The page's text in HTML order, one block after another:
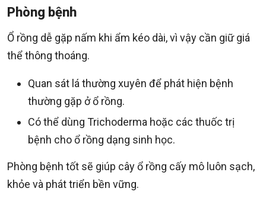
Phòng bệnh
Ổ rồng dễ gặp nấm khi ẩm kéo dài, vì vậy cần giữ giá
thể thông thoáng.
Quan sát lá thường xuyên để phát hiện bệnh
thường gặp ở ổ rồng.
Có thể dùng Trichoderma hoặc các thuốc trị
bệnh cho ổ rồng dạng sinh học.
Phòng bệnh tốt sẽ giúp cây ổ rồng cấy mô luôn sạch,
khỏe và phát triển bền vững.